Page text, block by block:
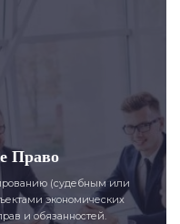
Право
(судебным или
экономических
и обязанностей.